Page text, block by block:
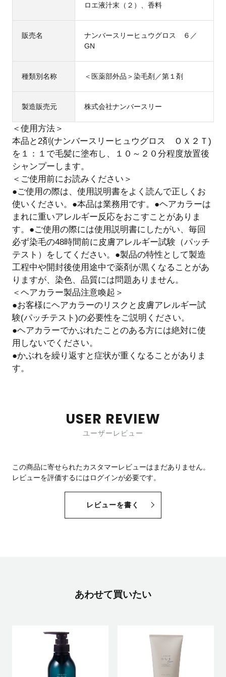
ロエ液汁末（２）、香料
販売名
ナンバースリーヒュウグロス ６／
GN
種類別名称 ＜医薬部外品＞染毛剤／第１剤
製造販売元 株式会社ナンバースリー
＜使用方法＞
本品と2剤(ナンバースリーヒュウグロス ＯＸ２Ｔ)
を１：１で毛髪に塗布し、１０～２０分程度放置後
シャンプーします。
＜ご使用前にお読みください＞
●ご使用の際は、使用説明書をよく読んで正しくお
使いください。●本品は業務用です。●ヘアカラーは
まれに重いアレルギー反応をおこすことがありま
す。●ご使用の際には使用説明書にしたがい、毎回
必ず染毛の48時間前に皮膚アレルギー試験（パッチ
テスト）をしてください。●製品の特性として製造
工程中や開封後使用途中で薬剤が黒くなることがあ
りますが、染色、品質には問題ありません。
＜ヘアカラー製品注意喚起＞
●お客様にヘアカラーのリスクと皮膚アレルギー試
験(パッチテスト)の必要性をご説明ください。
●ヘアカラーでかぶれたことのある方には絶対に使
用しないでください。
●かぶれを繰り返すと症状が重くなることがありま
す。
USER REVIEW
ユーザーレビュー
この商品に寄せられたカスタマーレビューはまだありません。
レビューを評価するにはログインが必要です。
レビューを書く
あわせて買いたい